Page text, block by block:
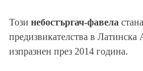
Този небостъргач-фавела
предизвикателства в
изпразнен през 2014 година.